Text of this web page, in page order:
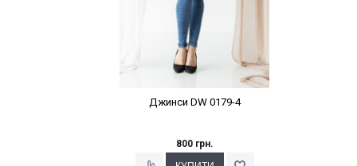
Джинси DW 0179-4
800 грн.